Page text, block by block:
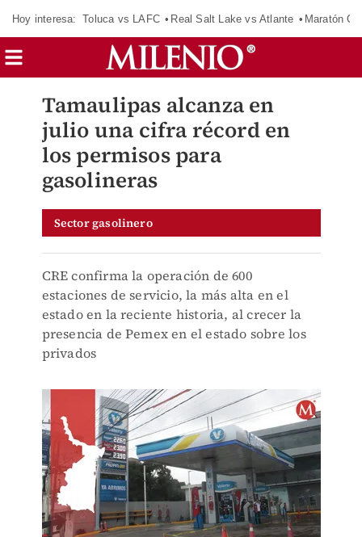
Hoy interesa: Toluca vs LAFC Real Salt Lake vs Atlante Maratón
Tamaulipas alcanza en
julio una cifra récord en
los permisos para
gasolineras
Sector gasolinero
CRE confirma la operación de 600
estaciones de servicio, la más alta en el
estado en la reciente historia, al crecer la
presencia de Pemex en el estado sobre los
privados